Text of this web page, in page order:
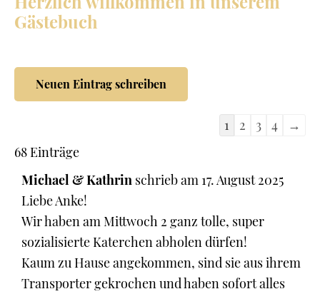
Gästebuch
Navigation
1 2 3 4
→
68 Einträge
Michael & Kathrin schrieb am 17. August 2025
Liebe Anke!
Wir haben am Mittwoch 2 ganz tolle, super
sozialisierte Katerchen abholen dürfen!
Kaum zu Hause angekommen, sind sie aus ihrem
Transporter gekrochen und haben sofort alles